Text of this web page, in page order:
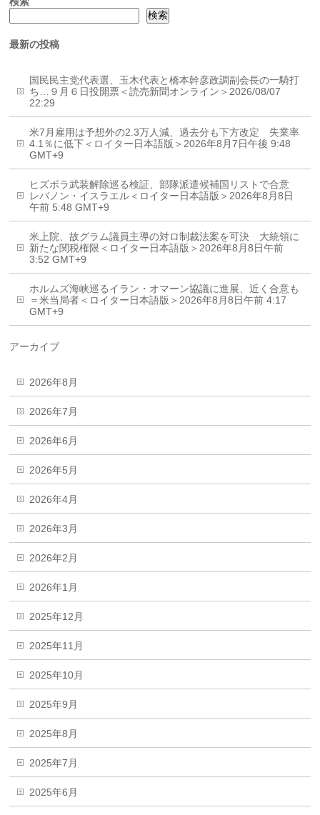
検索
最新の投稿
国民民主党代表選、玉木代表と橋本幹彦政調副会長の一騎打
ち…９月６日投開票＜読売新聞オンライン＞2026/08/07
22:29
米7月雇用は予想外の2.3万人減、過去分も下方改定 失業率
4.1％に低下＜ロイター日本語版＞2026年8月7日午後 9:48
GMT+9
ヒズボラ武装解除巡る検証、部隊派遣候補国リストで合意
レバノン・イスラエル＜ロイター日本語版＞2026年8月8日
午前 5:48 GMT+9
米上院、故グラム議員主導の対ロ制裁法案を可決 大統領に
新たな関税権限＜ロイター日本語版＞2026年8月8日午前
3:52 GMT+9
ホルムズ海峡巡るイラン・オマーン協議に進展、近く合意も
＝米当局者＜ロイター日本語版＞2026年8月8日午前 4:17
GMT+9
アーカイブ
2026年8月
2026年7月
2026年6月
2026年5月
2026年4月
2026年3月
2026年2月
2026年1月
2025年12月
2025年11月
2025年10月
2025年9月
2025年8月
2025年7月
2025年6月